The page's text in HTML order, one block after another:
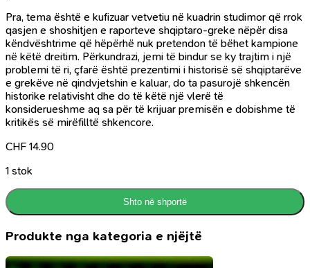
Pra, tema është e kufizuar vetvetiu në kuadrin studimor që rrok
qasjen e shoshitjen e raporteve shqiptaro-greke nëpër disa
këndvështrime që hëpërhë nuk pretendon të bëhet kampione
në këtë dreitim. Përkundrazi, jemi të bindur se ky trajtim i një
problemi të ri, çfarë është prezentimi i historisë së shqiptarëve
e grekëve në qindvjetshin e kaluar, do ta pasurojë shkencën
historike relativisht dhe do të këtë një vlerë të
konsiderueshme aq sa për të krijuar premisën e dobishme të
kritikës së mirëfilltë shkencore.
CHF 14.90
1 stok
Shto në shportë
Produkte nga kategoria e njëjtë